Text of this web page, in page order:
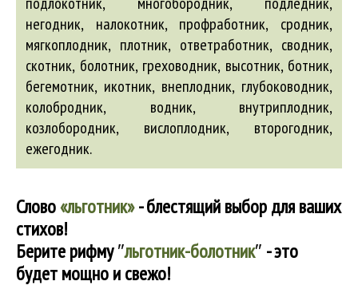
негодник, налокотник, профработник, сродник,
мягкоплодник, плотник, ответработник, сводник,
скотник, болотник, греховодник, высотник, ботник,
бегемотник, икотник, внеплодник, глубоководник,
колобродник, водник, внутриплодник,
козлобородник, вислоплодник, второгодник,
ежегодник.
Слово«льготник»- блестящий выбор для ваших
стихов!
Берите рифму″льготник-болотник″ - это
будет мощно и свежо!